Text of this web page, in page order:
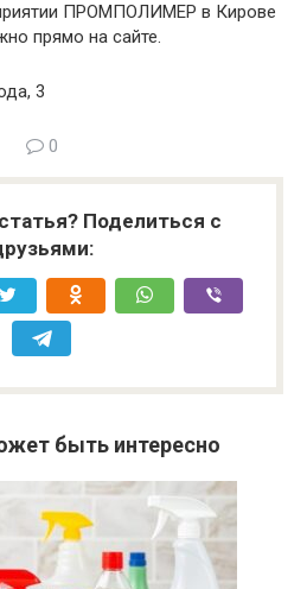
ПРОМПОЛИМЕР в Кирове
прямо на сайте.
3
0
Поделиться с
быть интересно